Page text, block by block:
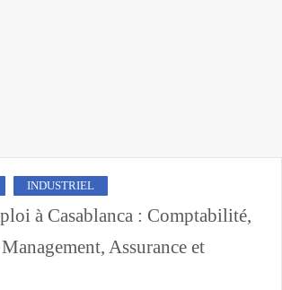
INDUSTRIEL
à Casablanca : Comptabilité,
Assurance et